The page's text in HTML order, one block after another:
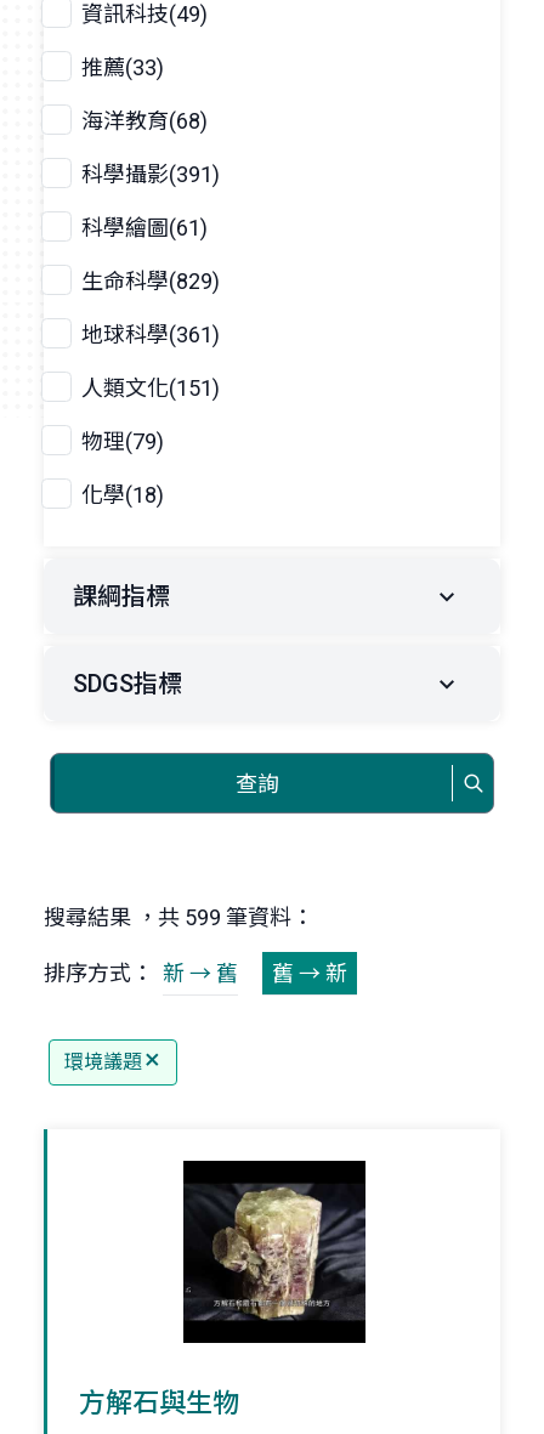
資訊科技(49)
推薦(33)
海洋教育(68)
科學攝影(391)
科學繪圖(61)
生命科學(829)
地球科學(361)
人類文化(151)
物理(79)
化學(18)
課綱指標
SDGS指標
查詢
搜尋結果 ，共 599 筆資料：
排序方式： 新 → 舊 舊 → 新
環境議題
方解石與生物